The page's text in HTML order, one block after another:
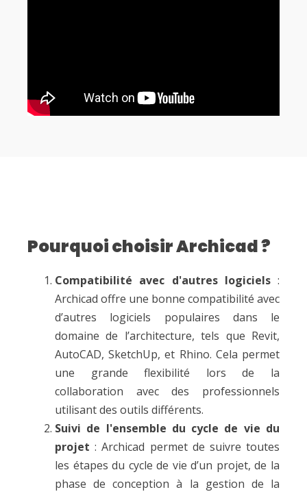
Pourquoi choisir Archicad ?
Compatibilité avec d'autres logiciels:
Archicad offre une bonne compatibilité avec
d’autres logiciels populaires dans le
domaine de l’architecture, tels que Revit,
AutoCAD, SketchUp, et Rhino. Cela permet
une grande flexibilité lors de la
collaboration avec des professionnels
utilisant des outils différents.
Suivi de l'ensemble du cycle de vie du
projet : Archicad permet de suivre toutes
les étapes du cycle de vie d’un projet, de la
phase de conception à la gestion de la